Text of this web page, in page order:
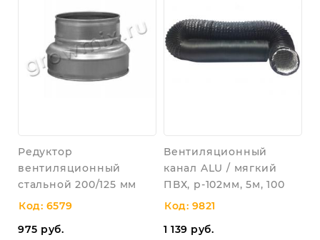
Редуктор
вентиляционный
стальной 200/125 мм
Код: 6579
975 руб.
Вентиляционный
канал ALU / мягкий
ПВХ, р-102мм, 5м, 100
Код: 9821
1 139 руб.